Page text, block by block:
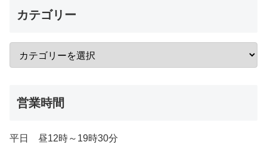
カテゴリー
営業時間
平日 昼12時～19時30分